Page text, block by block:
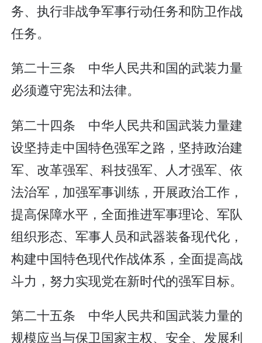
务、执行非战争军事行动任务和防卫作战
任务。
第二十三条 中华人民共和国的武装力量
必须遵守宪法和法律。
第二十四条 中华人民共和国武装力量建
设坚持走中国特色强军之路，坚持政治建
军、改革强军、科技强军、人才强军、依
法治军，加强军事训练，开展政治工作，
提高保障水平，全面推进军事理论、军队
组织形态、军事人员和武器装备现代化，
构建中国特色现代作战体系，全面提高战
斗力，努力实现党在新时代的强军目标。
第二十五条 中华人民共和国武装力量的
规模应当与保卫国家主权、安全、发展利